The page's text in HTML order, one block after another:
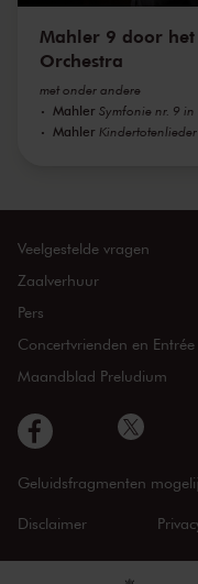
Mahler 9 door
Orchestra
met onder andere
Mahler Symfonie nr. 9 in
Mahler Kindertotenlieder
Veelgestelde vragen
Zaalverhuur
Pers
Concertvrienden en Entrée
Maandblad Preludium
Geluidsfragmenten
Disclaimer